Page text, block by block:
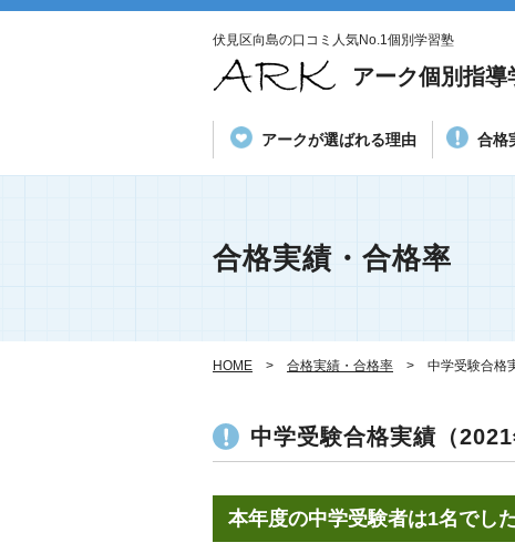
伏見区向島の口コミ人気No.1個別学習塾
アーク個別指導
アークが選ばれる理由 合格
合格実績・合格率
HOME 合格実績・合格率 中学受験合格
中学受験合格実績（2021
本年度の中学受験者は1名でした